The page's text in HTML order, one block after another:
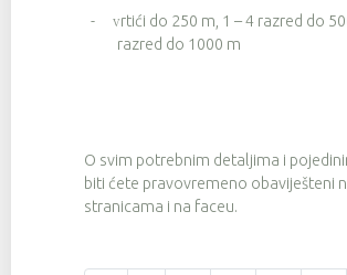
- V rtići do 250 m, 1 – 4 razred do
razred do 1000 m
O svim potrebnim detaljima i
biti ćete pravovremeno obaviješteni
stranicama i na faceu.